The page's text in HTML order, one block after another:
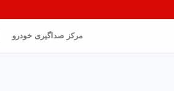
مرکز صداگیری خودرو